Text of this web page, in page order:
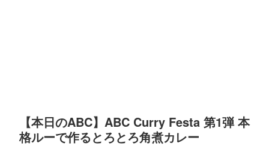
【本日のABC】ABC Curry Festa 第1弾 本
格ルーで作るとろとろ角煮カレー